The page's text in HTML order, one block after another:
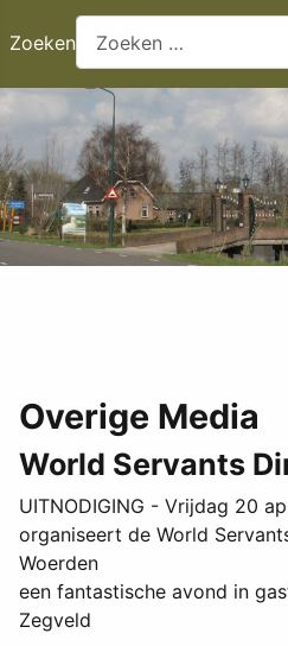
Zoeken
Overige Media
World Servants
UITNODIGING - Vrijdag 20
organiseert de World
Woerden
een fantastische avond in
Zegveld